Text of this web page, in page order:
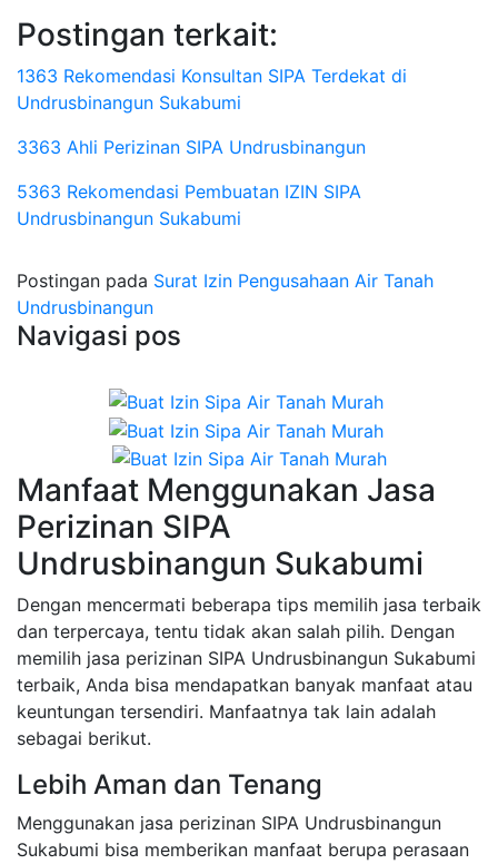
Postingan terkait:
1363 Rekomendasi Konsultan SIPA Terdekat di
Undrusbinangun Sukabumi
3363 Ahli Perizinan SIPA Undrusbinangun
5363 Rekomendasi Pembuatan IZIN SIPA
Undrusbinangun Sukabumi
Postingan pada Surat Izin Pengusahaan Air Tanah
Undrusbinangun
Navigasi pos
Manfaat Menggunakan Jasa
Perizinan SIPA
Undrusbinangun Sukabumi
Dengan mencermati beberapa tips memilih jasa terbaik
dan terpercaya, tentu tidak akan salah pilih. Dengan
memilih jasa perizinan SIPA Undrusbinangun Sukabumi
terbaik, Anda bisa mendapatkan banyak manfaat atau
keuntungan tersendiri. Manfaatnya tak lain adalah
sebagai berikut.
Lebih Aman dan Tenang
Menggunakan jasa perizinan SIPA Undrusbinangun
Sukabumi bisa memberikan manfaat berupa perasaan